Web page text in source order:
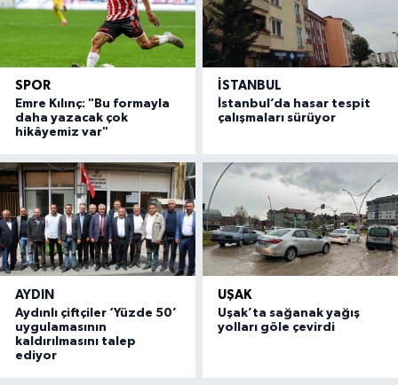
SPOR
Emre Kılınç: "Bu formayla
daha yazacak çok
hikâyemiz var"
İSTANBUL
İstanbul’da hasar tespit
çalışmaları sürüyor
AYDIN
Aydınlı çiftçiler ‘Yüzde 50’
uygulamasının
kaldırılmasını talep
ediyor
UŞAK
Uşak’ta sağanak yağış
yolları göle çevirdi